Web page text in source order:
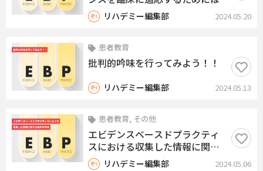
リハデミー編集部 2024.05.20
患者教育
批判的吟味を行ってみよう！！
リハデミー編集部 2024.05.13
患者教育, その他
エビデンスベースドプラクティ
スにおける収集した情報に関す
る批判的吟味
リハデミー編集部 2024.05.06